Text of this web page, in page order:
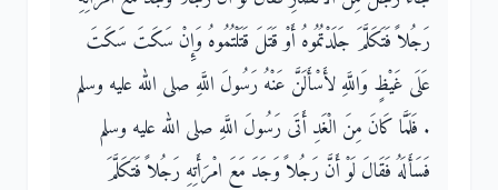
رَجُلاً فَتَكَلَّمَ جَلَدْتُمُوهُ أَوْ قَتَلَ قَتَلْتُمُوهُ وَإِنْ سَكَتَ سَكَتَ
عَلَى غَيْظٍ وَاللَّهِ لأَسْأَلَنَّ عَنْهُ رَسُولَ اللَّهِ صلى الله عليه وسلم
‏.‏ فَلَمَّا كَانَ مِنَ الْغَدِ أَتَى رَسُولَ اللَّهِ صلى الله عليه وسلم
فَسَأَلَهُ فَقَالَ لَوْ أَنَّ رَجُلاً وَجَدَ مَعَ امْرَأَتِهِ رَجُلاً فَتَكَلَّمَ